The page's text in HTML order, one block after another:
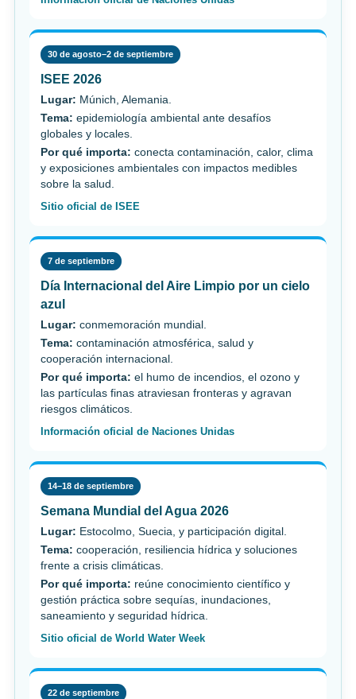
30 de agosto–2 de septiembre
ISEE 2026
Lugar: Múnich, Alemania.
Tema: epidemiología ambiental ante desafíos
globales y locales.
Por qué importa: conecta contaminación, calor, clima
y exposiciones ambientales con impactos medibles
sobre la salud.
Sitio oficial de ISEE
7 de septiembre
Día Internacional del Aire Limpio por un cielo
azul
Lugar: conmemoración mundial.
Tema: contaminación atmosférica, salud y
cooperación internacional.
Por qué importa: el humo de incendios, el ozono y
las partículas finas atraviesan fronteras y agravan
riesgos climáticos.
Información oficial de Naciones Unidas
14–18 de septiembre
Semana Mundial del Agua 2026
Lugar: Estocolmo, Suecia, y participación digital.
Tema: cooperación, resiliencia hídrica y soluciones
frente a crisis climáticas.
Por qué importa: reúne conocimiento científico y
gestión práctica sobre sequías, inundaciones,
saneamiento y seguridad hídrica.
Sitio oficial de World Water Week
22 de septiembre